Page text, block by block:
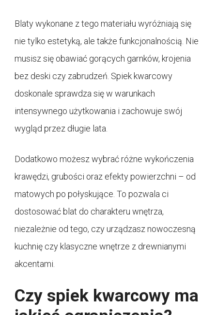
Blaty wykonane z tego materiału wyróżniają się
nie tylko estetyką, ale także funkcjonalnością. Nie
musisz się obawiać gorących garnków, krojenia
bez deski czy zabrudzeń. Spiek kwarcowy
doskonale sprawdza się w warunkach
intensywnego użytkowania i zachowuje swój
wygląd przez długie lata.
Dodatkowo możesz wybrać różne wykończenia
krawędzi, grubości oraz efekty powierzchni – od
matowych po połyskujące. To pozwala ci
dostosować blat do charakteru wnętrza,
niezależnie od tego, czy urządzasz nowoczesną
kuchnię czy klasyczne wnętrze z drewnianymi
akcentami.
Czy spiek kwarcowy ma